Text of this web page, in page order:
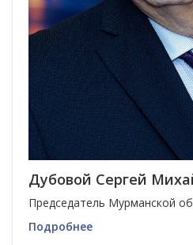
Дубовой Сергей
Председатель Мурманской
Подробнее